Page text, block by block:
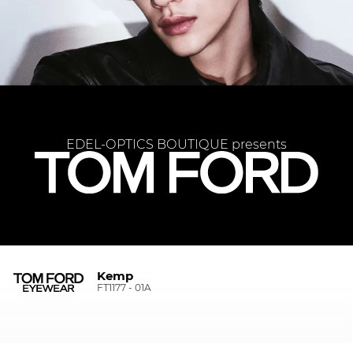
EDEL-OPTICS BOUTIQUE presents
Kemp
FT1177 - 01A